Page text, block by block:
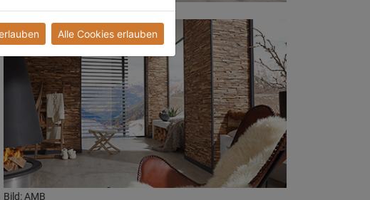
Bild: HWZ Facido
Bild: AMB
Alle Cookies erlauben